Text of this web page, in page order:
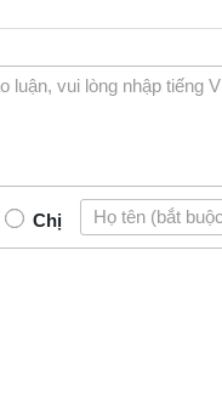
Chị